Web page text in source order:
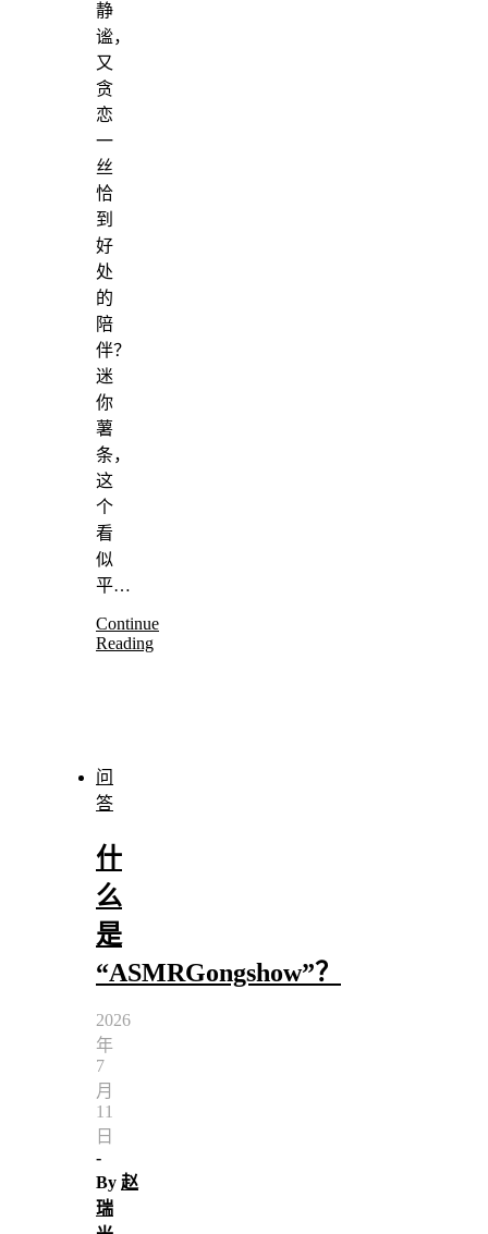
静
谧，
又
贪
恋
一
丝
恰
到
好
处
的
陪
伴？
迷
你
薯
条，
这
个
看
似
平…
Continue
Reading
问
答
什
么
是
“ASMRGongshow”？
2026
年
7
月
11
日
-
By 赵
瑞